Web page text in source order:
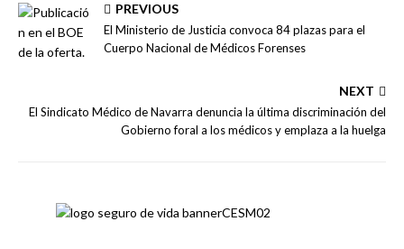
PREVIOUS
El Ministerio de Justicia convoca 84 plazas para el
Cuerpo Nacional de Médicos Forenses
NEXT
El Sindicato Médico de Navarra denuncia la última discriminación del
Gobierno foral a los médicos y emplaza a la huelga